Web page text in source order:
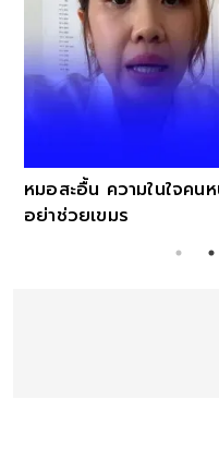
หมอสะอื้น ความในใจคน
อย่าช่วยเขมร